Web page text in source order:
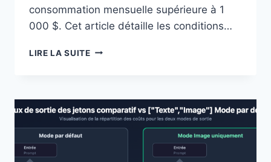
consommation mensuelle supérieure à 1
000 $. Cet article détaille les conditions…
LIRE LA SUITEINTERPRÉTATION
SLA
DE
NANO